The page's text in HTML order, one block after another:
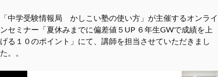
「中学受験情報局 かしこい塾の使い方」が主催するオンライ
ンセミナー「夏休みまでに偏差値５UP ６年生GWで成績を上
げる１０のポイント」にて、講師を担当させていただきまし
た。。